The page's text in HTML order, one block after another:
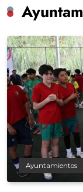
Ayuntamientos